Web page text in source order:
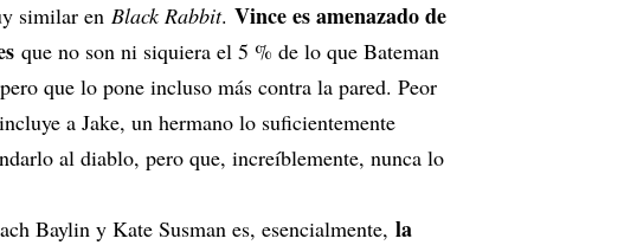
similar en Black Rabbit.Vince es amenazado de
que no son ni siquiera el 5 % de lo que Bateman
que lo pone incluso más contra la pared. Peor
a Jake, un hermano lo suficientemente
al diablo, pero que, increíblemente, nunca lo
Baylin y Kate Susman es, esencialmente, la